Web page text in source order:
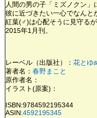
人間の男の子「ミズノクン」
彼に近づきたい一心でなんと
紅葉(♂)は心配そうに見守る
2015年1月刊。
レーベル（出版社）： 花とゆ
著者名： 春野まこと
原作者名：
イラスト(原案)：
ISBN:9784592195344
ASIN:4592195345